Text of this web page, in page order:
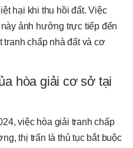
hại khi thu hồi đất. Việc
ảnh hưởng trực tiếp đến
tranh chấp nhà đất và cơ
hòa giải cơ sở tại
việc hòa giải tranh chấp
thị trấn là thủ tục bắt buộc